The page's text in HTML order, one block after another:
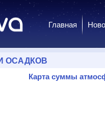
Главная
ОСАДКОВ
Карта суммы